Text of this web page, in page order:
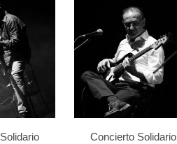
Concierto Solidario